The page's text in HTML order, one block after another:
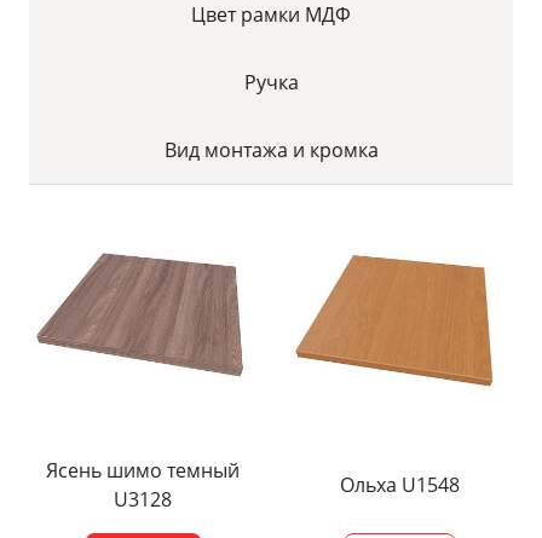
Цвет рамки МДФ
Ручка
Вид монтажа и кромка
Ясень шимо темный
U3128
Ольха U1548